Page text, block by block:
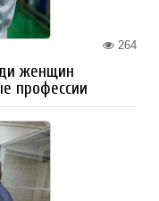
264
женщин
профессии